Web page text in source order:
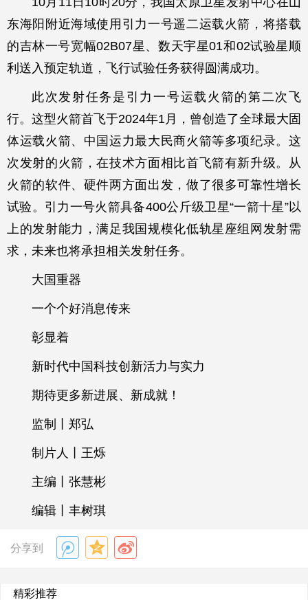
东海阳附近海域使用引力一号遥二运载火箭，将搭载
的吉林一号宽幅02B07星、数天宇星01和02试验星顺
利送入预定轨道，飞行试验任务获得圆满成功。
此次发射任务是引力一号运载火箭的第二次飞
行。这型火箭首飞于2024年1月，曾创造了全球最大固
体运载火箭、中国运力最大民商火箭等多项纪录。这
次发射的火箭，在技术方面相比首飞箭有新升级。从
火箭的软件、硬件两方面出发，做了很多可靠性增长
试验。引力一号火箭具备400公斤级卫星“一箭十星”以
上的发射能力，满足我国规模化低轨星座组网发射需
求，未来也将承担相关发射任务。
大国重器
一个个好消息传来
彰显着
新时代中国科技创新活力与实力
期待更多新进展、新成就！
监制丨郑弘
制片人丨王烁
主编丨张慧彬
编辑丨丰树琪
分享到
精彩推荐